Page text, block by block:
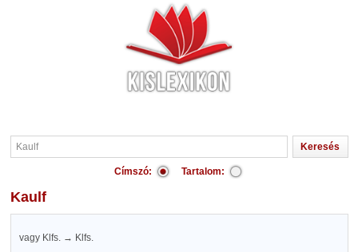
Címszó: Tartalom:
Kaulf
vagy Klfs. → Klfs.